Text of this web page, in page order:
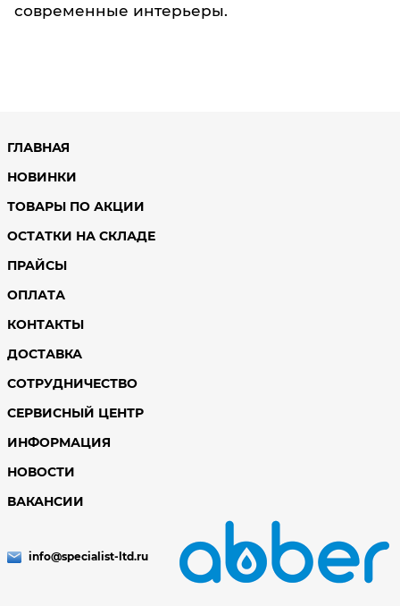
современные интерьеры.
ГЛАВНАЯ
НОВИНКИ
ТОВАРЫ ПО АКЦИИ
ОСТАТКИ НА СКЛАДЕ
ПРАЙСЫ
ОПЛАТА
КОНТАКТЫ
ДОСТАВКА
СОТРУДНИЧЕСТВО
СЕРВИСНЫЙ ЦЕНТР
ИНФОРМАЦИЯ
НОВОСТИ
ВАКАНСИИ
info@specialist-ltd.ru